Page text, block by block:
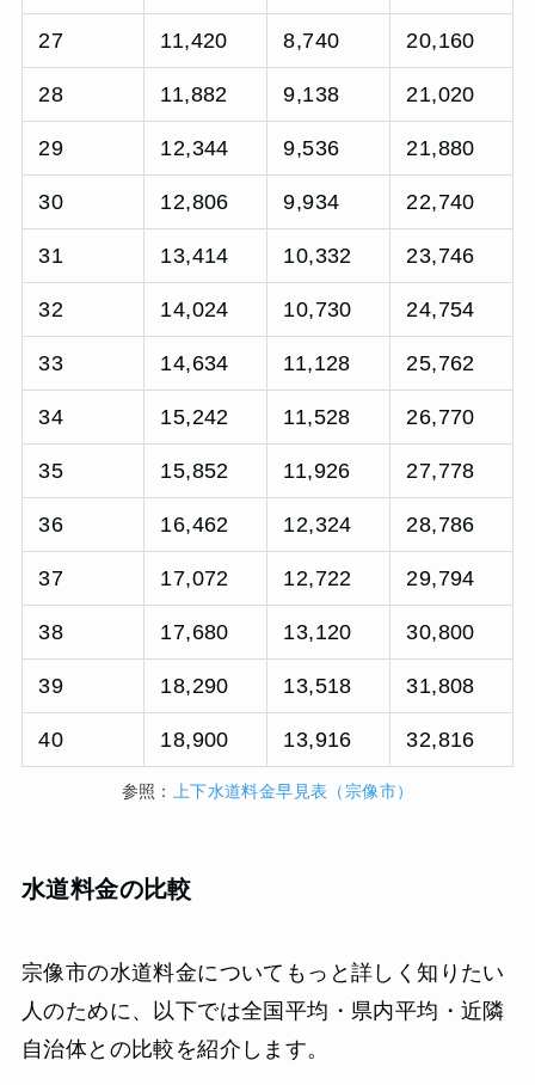
27 11,420 8,740 20,160
28 11,882 9,138 21,020
29 12,344 9,536 21,880
30 12,806 9,934 22,740
31 13,414 10,332 23,746
32 14,024 10,730 24,754
33 14,634 11,128 25,762
34 15,242 11,528 26,770
35 15,852 11,926 27,778
36 16,462 12,324 28,786
37 17,072 12,722 29,794
38 17,680 13,120 30,800
39 18,290 13,518 31,808
40 18,900 13,916 32,816
参照： 上下水道料金早見表（宗像市）
水道料金の比較
宗像市の水道料金についてもっと詳しく知りたい
人のために、以下では全国平均・県内平均・近隣
自治体との比較を紹介します。